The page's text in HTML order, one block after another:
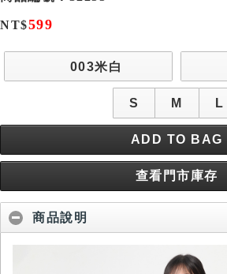
NT$599
003米白
S M L
ADD TO BAG
查看門市庫存
商品說明